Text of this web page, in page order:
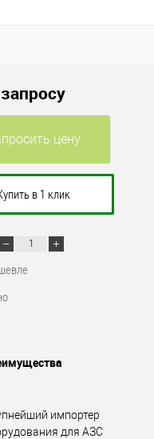
цену
в 1 клик
импортер
для АЗС